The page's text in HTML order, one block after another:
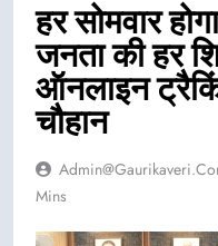
हर सोमवार
जनता की हर
ऑनलाइन
चौहान
Mins